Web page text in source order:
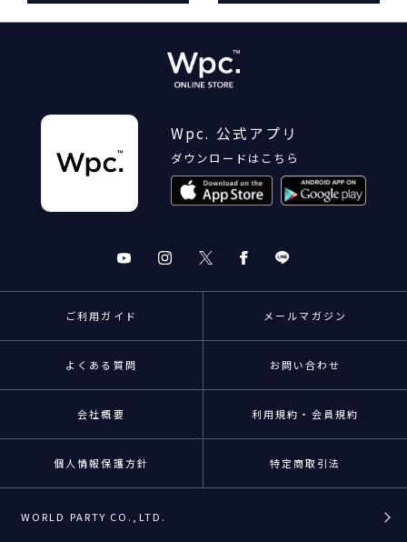
Wpc. 公式アプリ
ダウンロードはこちら
ご利用ガイド メールマガジン
よくある質問 お問い合わせ
会社概要 利用規約・会員規約
個人情報保護方針 特定商取引法
WORLD PARTY CO.,LTD.